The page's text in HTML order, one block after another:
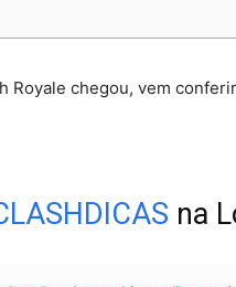
Royale chegou, vem
na